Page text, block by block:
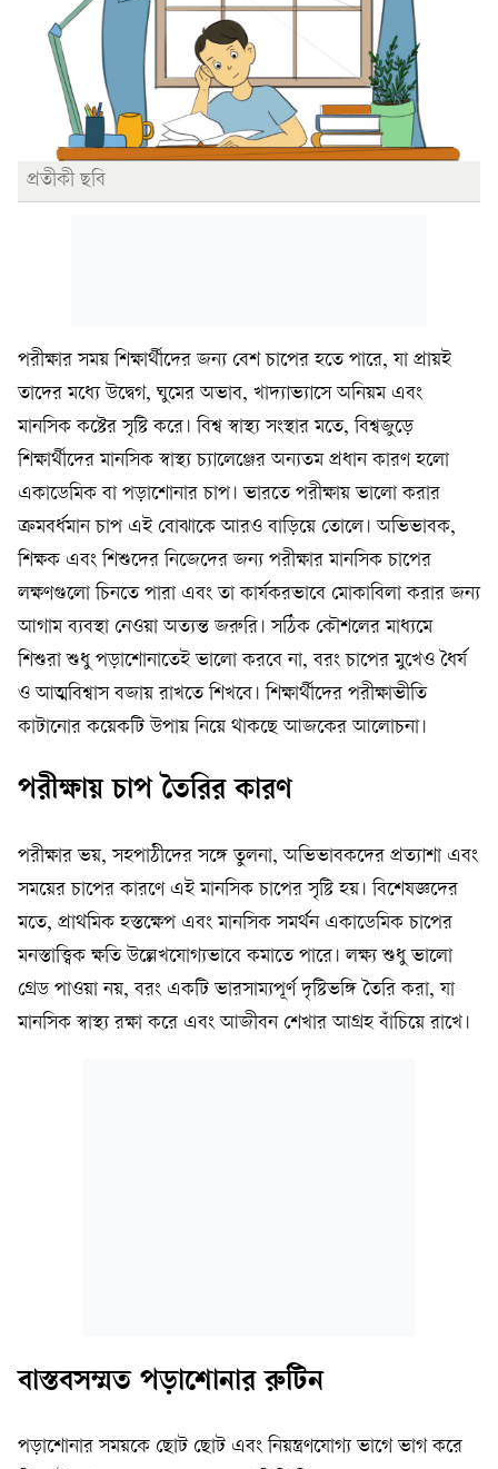
প্রতীকী ছবি
পরীক্ষার সময় শিক্ষার্থীদের জন্য বেশ চাপের হতে পারে, যা প্রায়ই
তাদের মধ্যে উদ্বেগ, ঘুমের অভাব, খাদ্যাভ্যাসে অনিয়ম এবং
মানসিক কষ্টের সৃষ্টি করে। বিশ্ব স্বাস্থ্য সংস্থার মতে, বিশ্বজুড়ে
শিক্ষার্থীদের মানসিক স্বাস্থ্য চ্যালেঞ্জের অন্যতম প্রধান কারণ হলো
একাডেমিক বা পড়াশোনার চাপ। ভারতে পরীক্ষায় ভালো করার
ক্রমবর্ধমান চাপ এই বোঝাকে আরও বাড়িয়ে তোলে। অভিভাবক,
শিক্ষক এবং শিশুদের নিজেদের জন্য পরীক্ষার মানসিক চাপের
লক্ষণগুলো চিনতে পারা এবং তা কার্যকরভাবে মোকাবিলা করার জন্য
আগাম ব্যবস্থা নেওয়া অত্যন্ত জরুরি। সঠিক কৌশলের মাধ্যমে
শিশুরা শুধু পড়াশোনাতেই ভালো করবে না, বরং চাপের মুখেও ধৈর্য
ও আত্মবিশ্বাস বজায় রাখতে শিখবে। শিক্ষার্থীদের পরীক্ষাভীতি
কাটানোর কয়েকটি উপায় নিয়ে থাকছে আজকের আলোচনা।
পরীক্ষায় চাপ তৈরির কারণ
পরীক্ষার ভয়, সহপাঠীদের সঙ্গে তুলনা, অভিভাবকদের প্রত্যাশা এবং
সময়ের চাপের কারণে এই মানসিক চাপের সৃষ্টি হয়। বিশেষজ্ঞদের
মতে, প্রাথমিক হস্তক্ষেপ এবং মানসিক সমর্থন একাডেমিক চাপের
মনস্তাত্ত্বিক ক্ষতি উল্লেখযোগ্যভাবে কমাতে পারে। লক্ষ্য শুধু ভালো
গ্রেড পাওয়া নয়, বরং একটি ভারসাম্যপূর্ণ দৃষ্টিভঙ্গি তৈরি করা, যা
মানসিক স্বাস্থ্য রক্ষা করে এবং আজীবন শেখার আগ্রহ বাঁচিয়ে রাখে।
বাস্তবসম্মত পড়াশোনার রুটিন
পড়াশোনার সময়কে ছোট ছোট এবং নিয়ন্ত্রণযোগ্য ভাগে ভাগ করে